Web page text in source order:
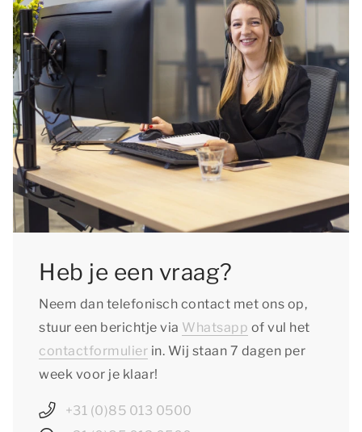
Heb je een vraag?
Neem dan telefonisch contact met ons op,
stuur een berichtje via Whatsapp of vul het
contactformulier in. Wij staan 7 dagen per
week voor je klaar!
+31 (0)85 013 0500